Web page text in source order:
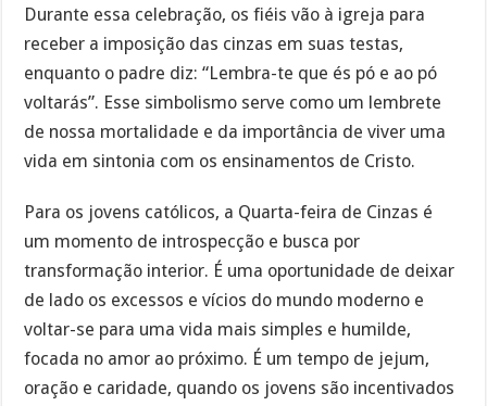
Durante essa celebração, os fiéis vão à igreja para
receber a imposição das cinzas em suas testas,
enquanto o padre diz: “Lembra-te que és pó e ao pó
voltarás”. Esse simbolismo serve como um lembrete
de nossa mortalidade e da importância de viver uma
vida em sintonia com os ensinamentos de Cristo.
Para os jovens católicos, a Quarta-feira de Cinzas é
um momento de introspecção e busca por
transformação interior. É uma oportunidade de deixar
de lado os excessos e vícios do mundo moderno e
voltar-se para uma vida mais simples e humilde,
focada no amor ao próximo. É um tempo de jejum,
oração e caridade, quando os jovens são incentivados